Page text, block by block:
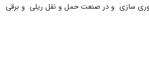
سازی و در صنعت حمل و نقل ریلی و برقی